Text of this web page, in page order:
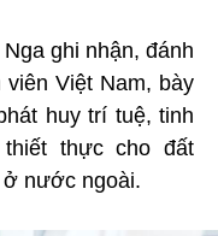
ghi nhận, đánh
Việt Nam, bày
huy trí tuệ, tinh
thực cho đất
nước ngoài.